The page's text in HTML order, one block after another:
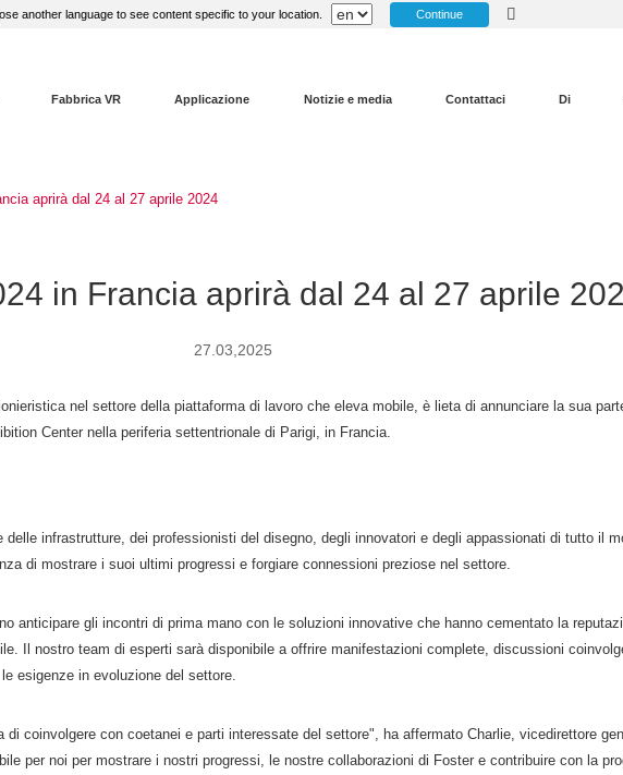
another language to see content specific to your location. Continue
Fabbrica VR Applicazione Notizie e media Contattaci Di
aprirà dal 24 al 27 aprile 2024
in Francia aprirà dal 24 al 27 aprile
27.03,2025
nel settore della piattaforma di lavoro che eleva mobile, è lieta di annunciare la sua
Center nella periferia settentrionale di Parigi, in Francia.
infrastrutture, dei professionisti del disegno, degli innovatori e degli appassionati di tutto il
di mostrare i suoi ultimi progressi e forgiare connessioni preziose nel settore.
anticipare gli incontri di prima mano con le soluzioni innovative che hanno cementato la
Il nostro team di esperti sarà disponibile a offrire manifestazioni complete, discussioni
esigenze in evoluzione del settore.
coinvolgere con coetanei e parti interessate del settore", ha affermato Charlie, vicedirettore
per noi per mostrare i nostri progressi, le nostre collaborazioni di Foster e contribuire con la